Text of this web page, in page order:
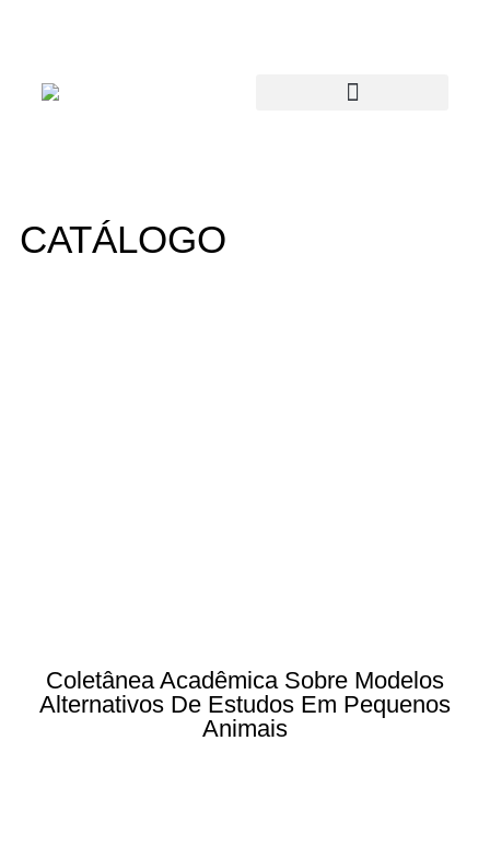
CATÁLOGO
Coletânea Acadêmica Sobre Modelos
Alternativos De Estudos Em Pequenos
Animais